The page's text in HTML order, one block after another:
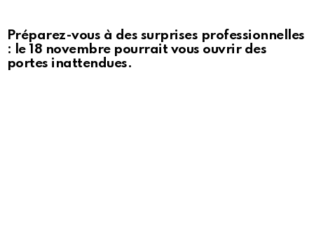
Préparez-vous à des surprises professionnelles
: le 18 novembre pourrait vous ouvrir des
portes inattendues.